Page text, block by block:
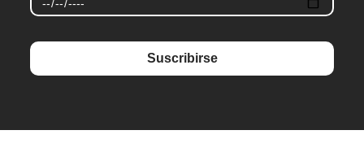
Suscribirse